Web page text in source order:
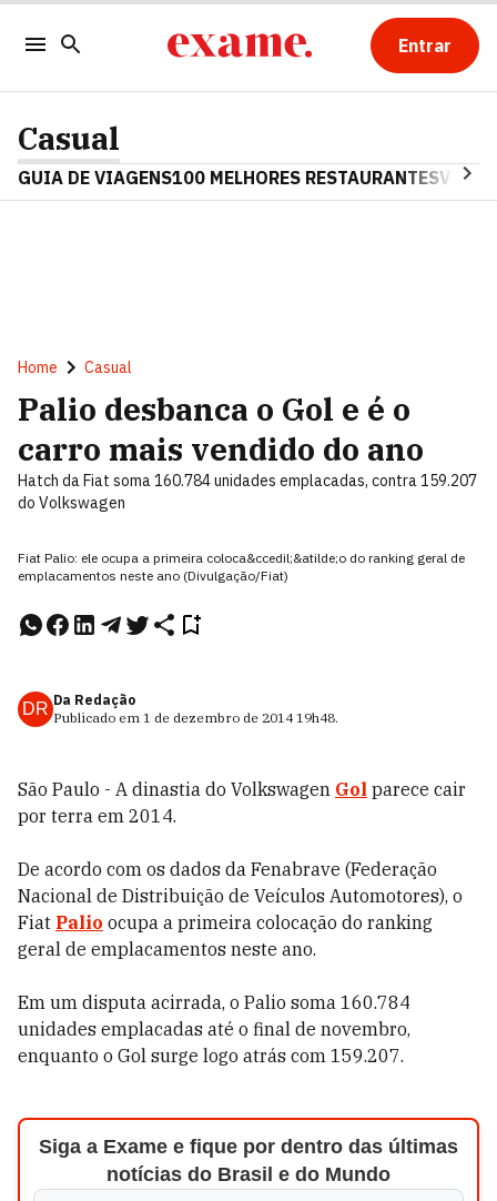
Entrar
Casual
GUIA DE VIAGENS100 MELHORES RESTAURANTES
Home Casual
Palio desbanca o Gol e é o
carro mais vendido do ano
Hatch da Fiat soma 160.784 unidades emplacadas, contra 159.207
do Volkswagen
Fiat Palio: ele ocupa a primeira coloca&ccedil;&atilde;o do ranking geral de
emplacamentos neste ano (Divulgação/Fiat)
DR Da Redação
Publicado em 1 de dezembro de 2014 19h48.
São Paulo - A dinastia do Volkswagen Gol parece cair
por terra em 2014.
De acordo com os dados da Fenabrave (Federação
Nacional de Distribuição de Veículos Automotores), o
Fiat Palio ocupa a primeira colocação do ranking
geral de emplacamentos neste ano.
Em um disputa acirrada, o Palio soma 160.784
unidades emplacadas até o final de novembro,
enquanto o Gol surge logo atrás com 159.207.
Siga a Exame e fique por dentro das últimas
notícias do Brasil e do Mundo